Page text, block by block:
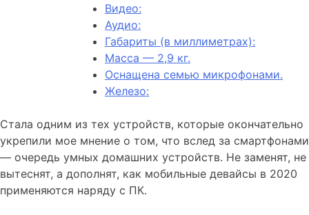
Видео:
Аудио:
Габариты (в миллиметрах):
Масса — 2,9 кг.
Оснащена семью микрофонами.
Железо:
Стала одним из тех устройств, которые окончательно
укрепили мое мнение о том, что вслед за смартфонами
— очередь умных домашних устройств. Не заменят, не
вытеснят, а дополнят, как мобильные девайсы в 2020
применяются наряду с ПК.